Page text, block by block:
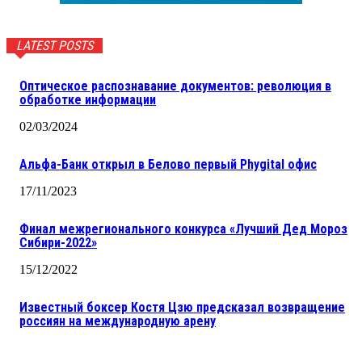
LATEST POSTS
Оптическое распознавание документов: революция в
обработке информации
02/03/2024
Альфа-Банк открыл в Белово первый Phygital офис
17/11/2023
Финал межрегионального конкурса «Лучший Дед Мороз
Сибири-2022»
15/12/2022
Известный боксер Костя Цзю предсказал возвращение
россиян на международную арену